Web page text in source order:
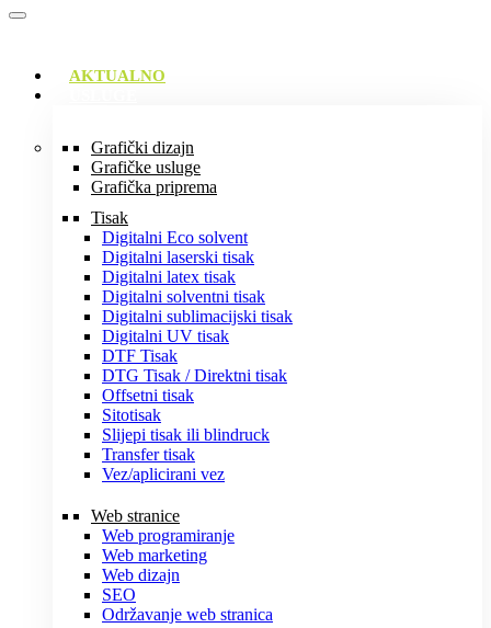
AKTUALNO
Grafički dizajn
Grafičke usluge
Grafička priprema
Tisak
Digitalni Eco solvent
Digitalni laserski tisak
Digitalni latex tisak
Digitalni solventni tisak
Digitalni sublimacijski tisak
Digitalni UV tisak
DTF Tisak
DTG Tisak / Direktni tisak
Offsetni tisak
Sitotisak
Slijepi tisak ili blindruck
Transfer tisak
Vez/aplicirani vez
Web stranice
Web programiranje
Web marketing
Web dizajn
SEO
Održavanje web stranica